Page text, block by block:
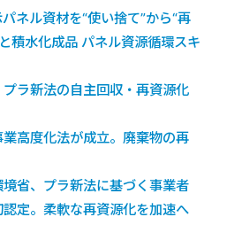
ネル資材を“使い捨て”から“再
積水化成品 パネル資源循環スキ
プラ新法の自主回収・再資源化
高度化法が成立。廃棄物の再
省、プラ新法に基づく事業者
定。柔軟な再資源化を加速へ